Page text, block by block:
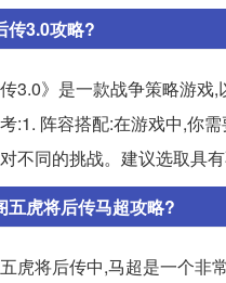
传3.0攻略?
传3.0》是一款战争策略游戏
:1. 阵容搭配:在游戏中,你
不同的挑战。建议选取具有
五虎将后传马超攻略?
虎将后传中,马超是一个非